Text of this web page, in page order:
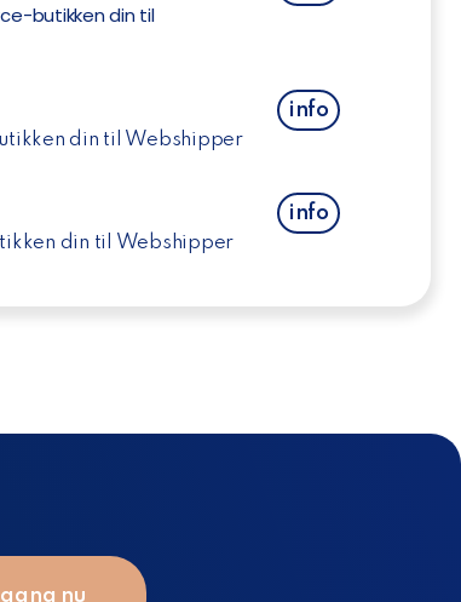
butikken din til
din til Webshipper
info
din til Webshipper
info
nu